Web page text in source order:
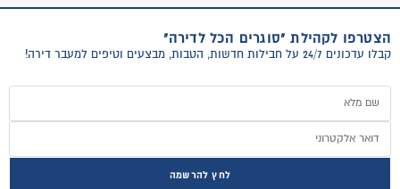
הצטרפו לקהילת "סוגרים הכל לדירה"
קבלו עדכונים 24/7 על חבילות חדשות, הטבות, מבצעים וטיפים למעבר דירה!
לחץ להרשמה